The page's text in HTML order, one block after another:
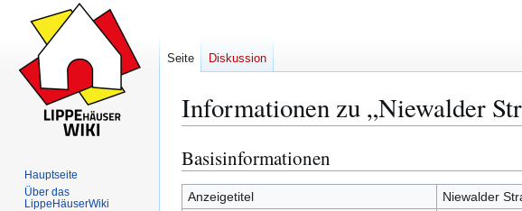
Informationen zu „Niewalder
Zur
Navigation
springen
Zur
Suche
springen
Basisinformationen
Anzeigetitel
Niewalder
Seite Diskussion
Hauptseite
Über das
LippeHäuserWiki